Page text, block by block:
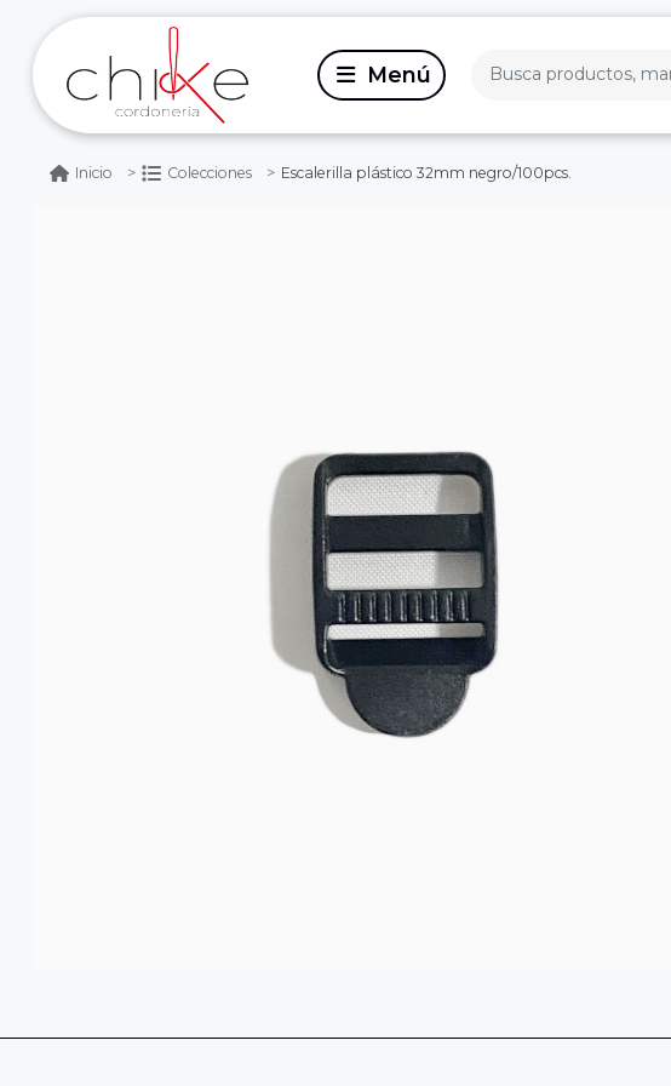
Inicio Colecciones Escalerilla plástico 32mm negro/100pcs.